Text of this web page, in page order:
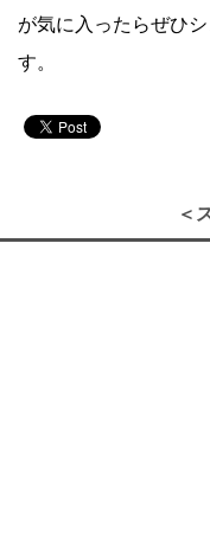
が気に入ったらぜひ
す。
＜